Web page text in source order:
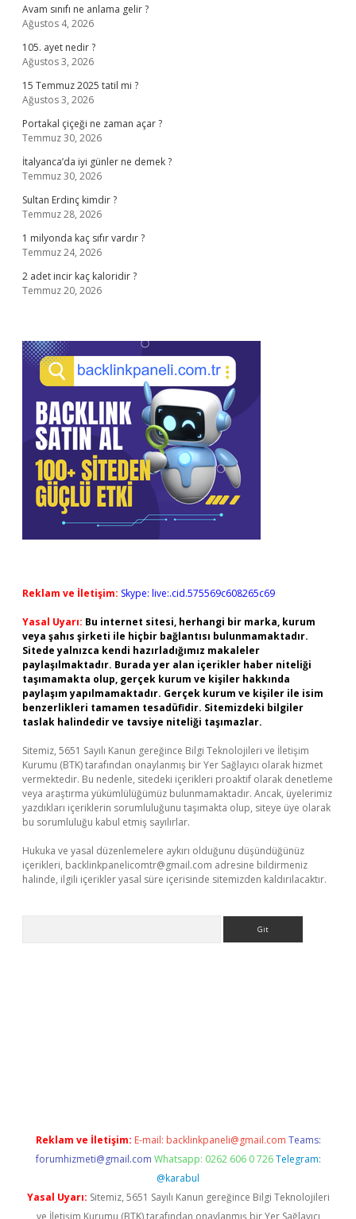
Avam sınıfı ne anlama gelir ?
Ağustos 4, 2026
105. ayet nedir ?
Ağustos 3, 2026
15 Temmuz 2025 tatil mi ?
Ağustos 3, 2026
Portakal çiçeği ne zaman açar ?
Temmuz 30, 2026
İtalyanca’da iyi günler ne demek ?
Temmuz 30, 2026
Sultan Erdinç kimdir ?
Temmuz 28, 2026
1 milyonda kaç sıfır vardır ?
Temmuz 24, 2026
2 adet incir kaç kaloridir ?
Temmuz 20, 2026
Reklam ve İletişim: Skype: live:.cid.575569c608265c69
Yasal Uyarı: Bu internet sitesi, herhangi bir marka, kurum
veya şahıs şirketi ile hiçbir bağlantısı bulunmamaktadır.
Sitede yalnızca kendi hazırladığımız makaleler
paylaşılmaktadır. Burada yer alan içerikler haber niteliği
taşımamakta olup, gerçek kurum ve kişiler hakkında
paylaşım yapılmamaktadır. Gerçek kurum ve kişiler ile isim
benzerlikleri tamamen tesadüfidir. Sitemizdeki bilgiler
taslak halindedir ve tavsiye niteliği taşımazlar.
Sitemiz, 5651 Sayılı Kanun gereğince Bilgi Teknolojileri ve İletişim
Kurumu (BTK) tarafından onaylanmış bir Yer Sağlayıcı olarak hizmet
vermektedir. Bu nedenle, sitedeki içerikleri proaktif olarak denetleme
veya araştırma yükümlülüğümüz bulunmamaktadır. Ancak, üyelerimiz
yazdıkları içeriklerin sorumluluğunu taşımakta olup, siteye üye olarak
bu sorumluluğu kabul etmiş sayılırlar.
Hukuka ve yasal düzenlemelere aykırı olduğunu düşündüğünüz
içerikleri, backlinkpanelicomtr@gmail.com adresine bildirmeniz
halinde, ilgili içerikler yasal süre içerisinde sitemizden kaldırılacaktır.
Reklam ve İletişim: E-mail: backlinkpaneli@gmail.com Teams:
forumhizmeti@gmail.com Whatsapp: 0262 606 0 726 Telegram:
@karabul
Yasal Uyarı: Sitemiz, 5651 Sayılı Kanun gereğince Bilgi Teknolojileri
ve İletişim Kurumu (BTK) tarafından onaylanmış bir Yer Sağlayıcı